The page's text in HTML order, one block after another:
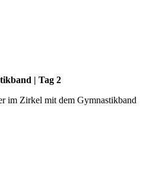
| Tag 2
im Zirkel mit dem Gymnastikband